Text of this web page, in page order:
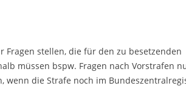
Fragen stellen, die für den zu besetzenden
müssen bspw. Fragen nach Vorstrafen
wenn die Strafe noch im